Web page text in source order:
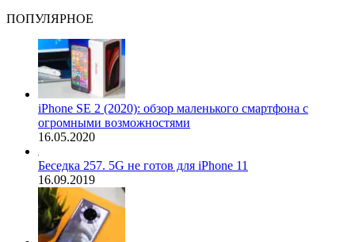
ПОПУЛЯРНОЕ
iPhone SE 2 (2020): обзор маленького смартфона с
огромными возможностями
16.05.2020
Беседка 257. 5G не готов для iPhone 11
16.09.2019